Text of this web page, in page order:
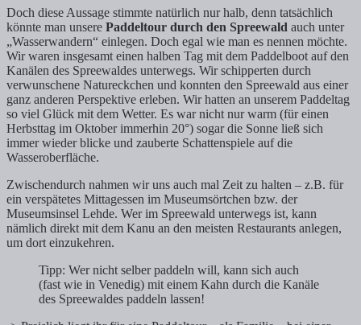
Doch diese Aussage stimmte natürlich nur halb, denn tatsächlich
könnte man unsere Paddeltour durch den Spreewald auch unter
„Wasserwandern“ einlegen. Doch egal wie man es nennen möchte.
Wir waren insgesamt einen halben Tag mit dem Paddelboot auf den
Kanälen des Spreewaldes unterwegs. Wir schipperten durch
verwunschene Natureckchen und konnten den Spreewald aus einer
ganz anderen Perspektive erleben. Wir hatten an unserem Paddeltag
so viel Glück mit dem Wetter. Es war nicht nur warm (für einen
Herbsttag im Oktober immerhin 20°) sogar die Sonne ließ sich
immer wieder blicke und zauberte Schattenspiele auf die
Wasseroberfläche.
Zwischendurch nahmen wir uns auch mal Zeit zu halten – z.B. für
ein verspätetes Mittagessen im Museumsörtchen bzw. der
Museumsinsel Lehde. Wer im Spreewald unterwegs ist, kann
nämlich direkt mit dem Kanu an den meisten Restaurants anlegen,
um dort einzukehren.
Tipp: Wer nicht selber paddeln will, kann sich auch
(fast wie in Venedig) mit einem Kahn durch die Kanäle
des Spreewaldes paddeln lassen!